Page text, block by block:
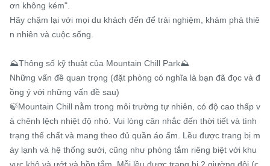
ơn không kém".
Hãy chậm lại với mọi du khách đến để trải nghiệm, khám phá thiê
n nhiên và cuộc sống.
⛰️Thông số kỹ thuật của Mountain Chill Park⛰️
Những vấn đề quan trọng (đặt phòng có nghĩa là bạn đã đọc và đ
ồng ý với những vấn đề sau)
🍃Mountain Chill nằm trong môi trường tự nhiên, có độ cao thấp v
à chênh lệch nhiệt độ nhỏ. Vui lòng cân nhắc đến thời tiết và tình
trạng thể chất và mang theo đủ quần áo ấm. Lều được trang bị m
áy lạnh và hệ thống sưởi, cũng như phòng tắm riêng biệt với khu